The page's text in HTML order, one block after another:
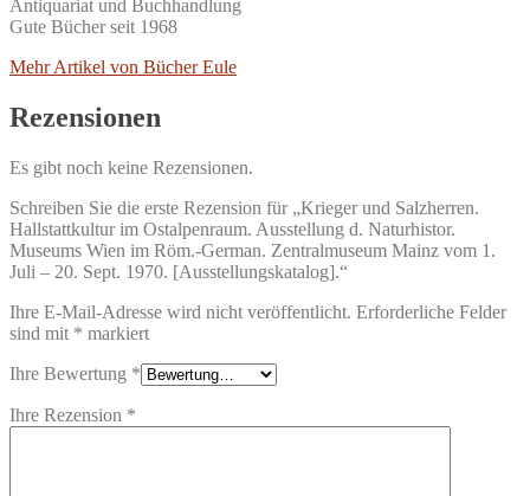
Antiquariat und Buchhandlung
Gute Bücher seit 1968
Mehr Artikel von Bücher Eule
Rezensionen
Es gibt noch keine Rezensionen.
Schreiben Sie die erste Rezension für „Krieger und Salzherren.
Hallstattkultur im Ostalpenraum. Ausstellung d. Naturhistor.
Museums Wien im Röm.-German. Zentralmuseum Mainz vom 1.
Juli – 20. Sept. 1970. [Ausstellungskatalog].“
Ihre E-Mail-Adresse wird nicht veröffentlicht. Erforderliche Felder
sind mit * markiert
Ihre Bewertung *
Ihre Rezension *